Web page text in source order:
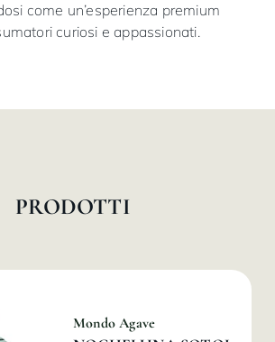
come un’esperienza premium
curiosi e appassionati.
PRODOTTI
Mondo Agave